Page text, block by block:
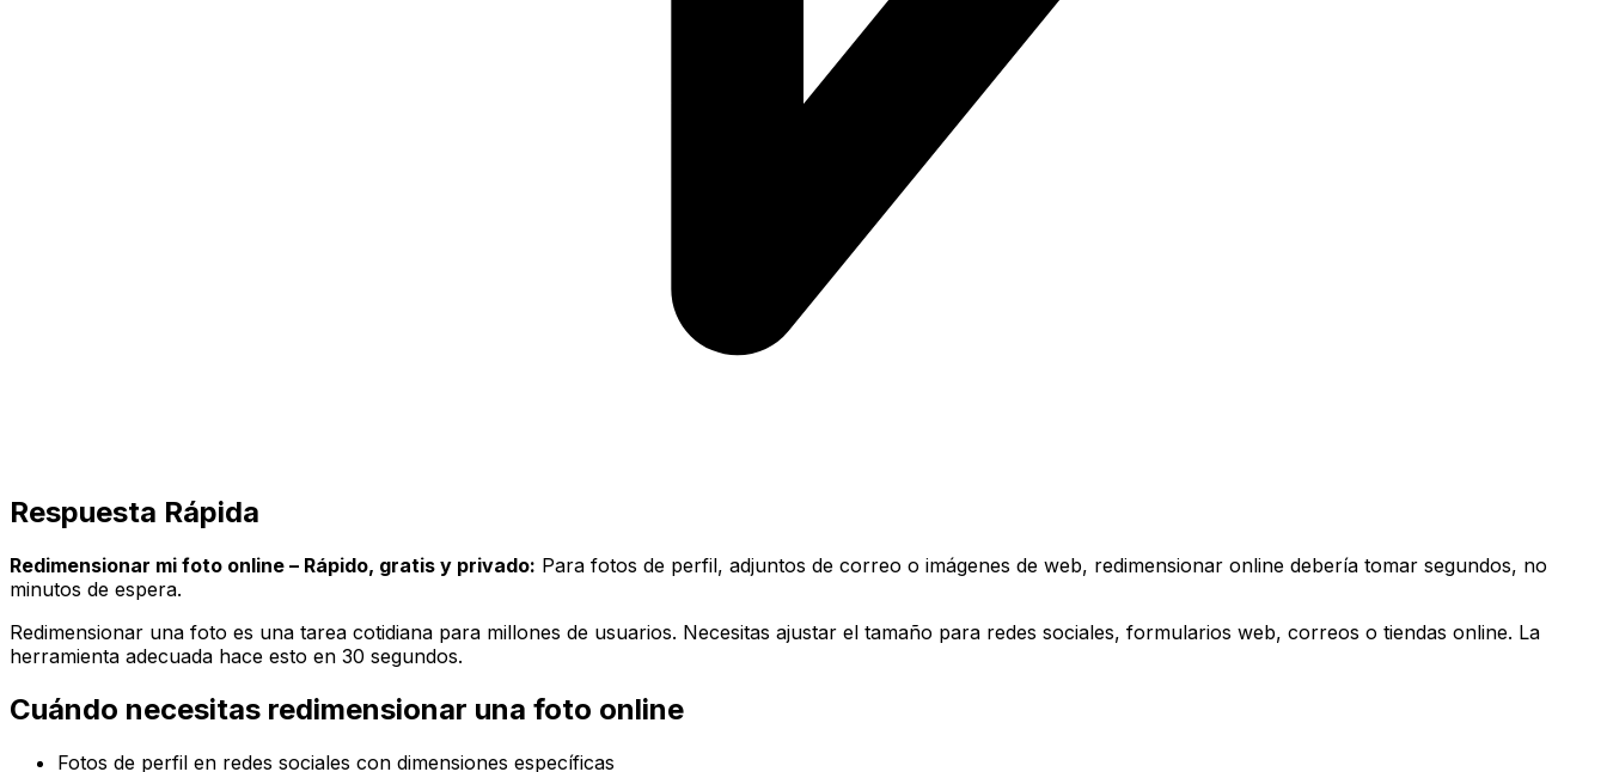
Respuesta Rápida
Redimensionar mi foto online – Rápido, gratis y privado: Para fotos de perfil, adjuntos de correo o imágenes de web, redimensionar online debería tomar segundos, no
minutos de espera.
Redimensionar una foto es una tarea cotidiana para millones de usuarios. Necesitas ajustar el tamaño para redes sociales, formularios web, correos o tiendas online. La
herramienta adecuada hace esto en 30 segundos.
Cuándo necesitas redimensionar una foto online
Fotos de perfil en redes sociales con dimensiones específicas